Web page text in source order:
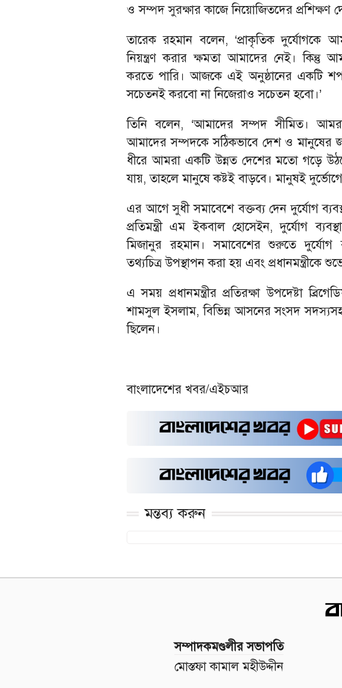
ও সম্পদ সুরক্ষার কাজে নিয়োজিতদের প্রশিক্ষণ
তারেক রহমান বলেন, ‘প্রাকৃতিক দুর্যোগকে
নিয়ন্ত্রণ করার ক্ষমতা আমাদের নেই। কিন্তু
করতে পারি। আজকে এই অনুষ্ঠানের একটি
সচেতনই করবো না নিজেরাও সচেতন হবো।’
তিনি বলেন, ‘আমাদের সম্পদ সীমিত।
আমাদের সম্পদকে সঠিকভাবে দেশ ও মানুষের
ধীরে আমরা একটি উন্নত দেশের মতো গড়ে
যায়, তাহলে মানুষে কষ্টই বাড়বে। মানুষই
এর আগে সুধী সমাবেশে বক্তব্য দেন দুর্যোগ
প্রতিমন্ত্রী এম ইকবাল হোসেইন, দুর্যোগ
মিজানুর রহমান। সমাবেশের শুরুতে দুর্যোগ
তথ্যচিত্র উপস্থাপন করা হয় এবং প্রধানমন্ত্রীকে
এ সময় প্রধানমন্ত্রীর প্রতিরক্ষা উপদেষ্টা
শামসুল ইসলাম, বিভিন্ন আসনের সংসদ সদস্যসহ
ছিলেন।
বাংলাদেশের খবর/এইচআর
মন্তব্য করুন
সম্পাদকমণ্ডলীর সভাপতি
মোস্তফা কামাল মহীউদ্দীন